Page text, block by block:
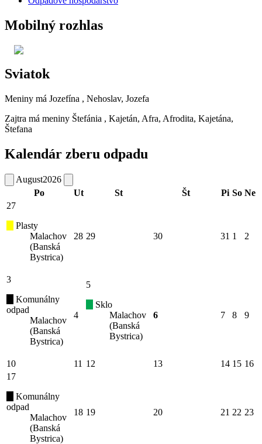
Mobilný rozhlas
Sviatok
Meniny má Jozefína , Nehoslav, Jozefa
Zajtra má meniny Štefánia , Kajetán, Afra, Afrodita, Kajetána,
Štefana
Kalendár zberu odpadu
August2026
Po
Ut St Št Pi So Ne
27
Plasty
Malachov
(Banská
Bystrica)
28 29 30 31 1 2
3
Komunálny
odpad
Malachov
(Banská
Bystrica)
4
5
Sklo
Malachov
(Banská
Bystrica)
6 7 8 9
10 11 12 13 14 15 16
17
Komunálny
odpad
Malachov
(Banská
Bystrica)
18 19 20 21 22 23